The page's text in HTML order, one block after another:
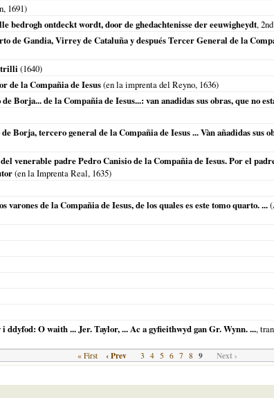
1691)
bedrogh ontdeckt wordt, door de ghedachtenisse der eeuwigheydt,
Gandia, Virrey de Cataluña y después Tercer General de la
(1640)
de la Compañia de Iesus(en la imprenta del Reyno, 1636)
Borja... de la Compañia de Iesus...: van anadidas sus obras, que no
Borja, tercero general de la Compañia de Iesus ... Vàn añadidas sus
venerable padre Pedro Canisio de la Compañia de Iesus. Por el
(en la Imprenta Real, 1635)
de la Compañia de Iesus, de los quales es este tomo quarto. ...(
O waith ... Jer. Taylor, ... Ac a gyfieithwyd gan Gr. Wynn. ...,
« First ‹ Prev 3 4 5 6 7 8 9 Next ›